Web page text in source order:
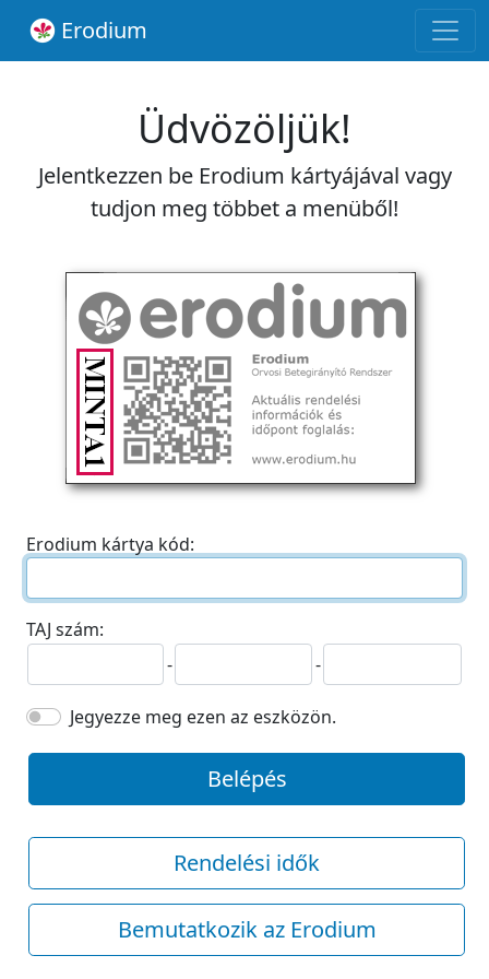
Erodium
Üdvözöljük!
Jelentkezzen be Erodium kártyájával vagy
tudjon meg többet a menüből!
Erodium kártya kód:
TAJ szám:
-
-
Jegyezze meg ezen az eszközön.
Belépés
Rendelési idők
Bemutatkozik az Erodium